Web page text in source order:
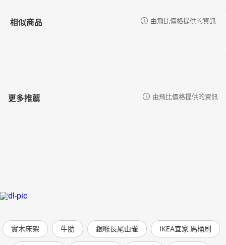
相似商品 由飛比價格提供的資訊
更多推薦 由飛比價格提供的資訊
實木床架 牛肋 銀喉長尾山雀 IKEA宜家 馬桶刷